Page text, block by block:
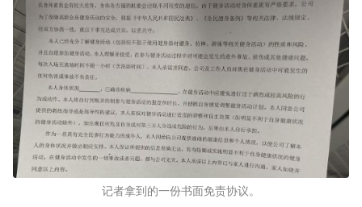
记者拿到的一份书面免责协议。